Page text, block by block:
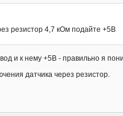
резистор 4,7 кОм подайте +5В
и к нему +5В - правильно я
датчика через резистор.